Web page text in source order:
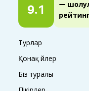
9.1
—
Турлар
Қонақ үйлер
Біз туралы